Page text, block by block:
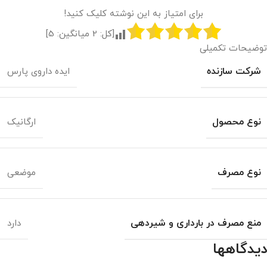
برای امتیاز به این نوشته کلیک کنید!
[کل: 2 میانگین: 5
]
توضیحات تکمیلی
شرکت سازنده ایده داروی پارس
نوع محصول ارگانیک
نوع مصرف موضعی
منع مصرف در بارداری و شیردهی دارد
دیدگاهها